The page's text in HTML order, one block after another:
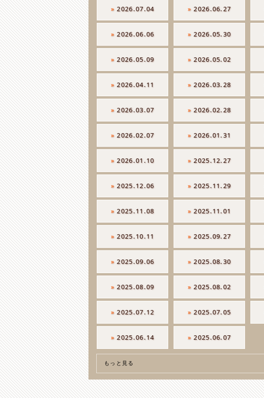
»2026.07.04 »2026.06.27
»2026.06.06 »2026.05.30
»2026.05.09 »2026.05.02
»2026.04.11 »2026.03.28
»2026.03.07 »2026.02.28
»2026.02.07 »2026.01.31
»2026.01.10 »2025.12.27
»2025.12.06 »2025.11.29
»2025.11.08 »2025.11.01
»2025.10.11 »2025.09.27
»2025.09.06 »2025.08.30
»2025.08.09 »2025.08.02
»2025.07.12 »2025.07.05
»2025.06.14 »2025.06.07
もっと見る